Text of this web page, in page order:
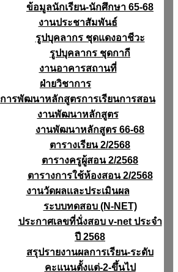
ข้อมูลนักเรียน-นักศึกษา 65-68
งานประชาสัมพันธ์
รูปบุคลากร ชุดแดงอาชีวะ
รูปบุคลากร ชุดกากี
งานอาคารสถานที่
ฝ่ายวิชาการ
การพัฒนาหลักสูตรการเรียนการสอน
งานพัฒนาหลักสูตร
งานพัฒนาหลักสูตร 66-68
ตารางเรียน 2/2568
ตารางครูผู้สอน 2/2568
ตารางการใช้ห้องสอน 2/2568
งานวัดผลเเละประเมินผล
ระบบทดสอบ (N-NET)
ประกาศเลขที่นั่งสอบ v-net ประจำ
ปี 2568
สรุปรายงานผลการเรียน-ระดับ
คะแนนตั้งแต่-2-ขึ้นไป